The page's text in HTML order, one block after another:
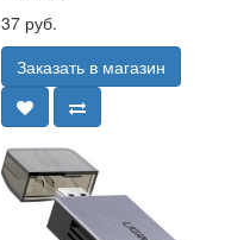
37 руб.
Заказать в магазин